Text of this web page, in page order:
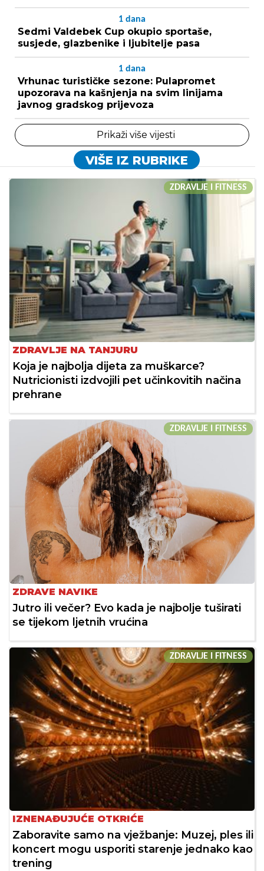
1 dana
Sedmi Valdebek Cup okupio sportaše,
susjede, glazbenike i ljubitelje pasa
1 dana
Vrhunac turističke sezone: Pulapromet
upozorava na kašnjenja na svim linijama
javnog gradskog prijevoza
Prikaži više vijesti
VIŠE IZ RUBRIKE
ZDRAVLJE I FITNESS
ZDRAVLJE NA TANJURU
Koja je najbolja dijeta za muškarce?
Nutricionisti izdvojili pet učinkovitih načina
prehrane
ZDRAVLJE I FITNESS
ZDRAVE NAVIKE
Jutro ili večer? Evo kada je najbolje tuširati
se tijekom ljetnih vrućina
ZDRAVLJE I FITNESS
IZNENAĐUJUĆE OTKRIĆE
Zaboravite samo na vježbanje: Muzej, ples ili
koncert mogu usporiti starenje jednako kao
trening